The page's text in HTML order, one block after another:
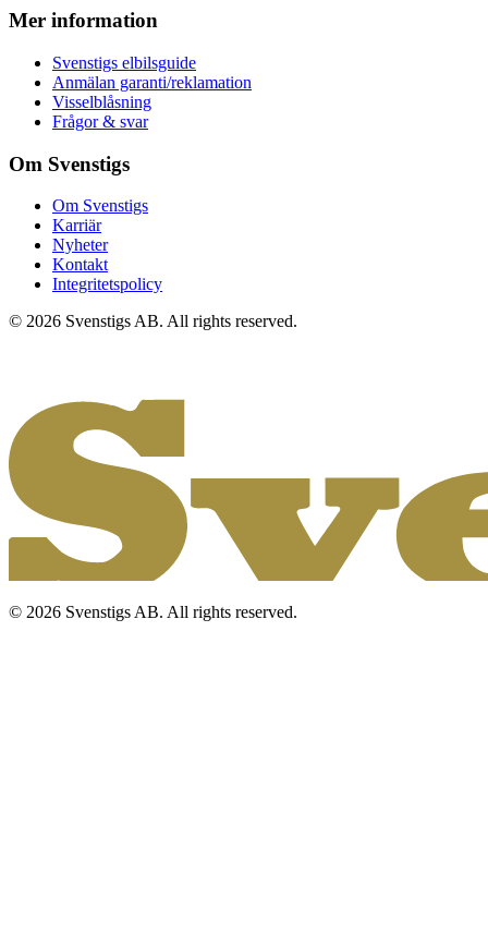
Mer information
Svenstigs elbilsguide
Anmälan garanti/reklamation
Visselblåsning
Frågor & svar
Om Svenstigs
Om Svenstigs
Karriär
Nyheter
Kontakt
Integritetspolicy
© 2026 Svenstigs AB. All rights reserved.
© 2026 Svenstigs AB. All rights reserved.